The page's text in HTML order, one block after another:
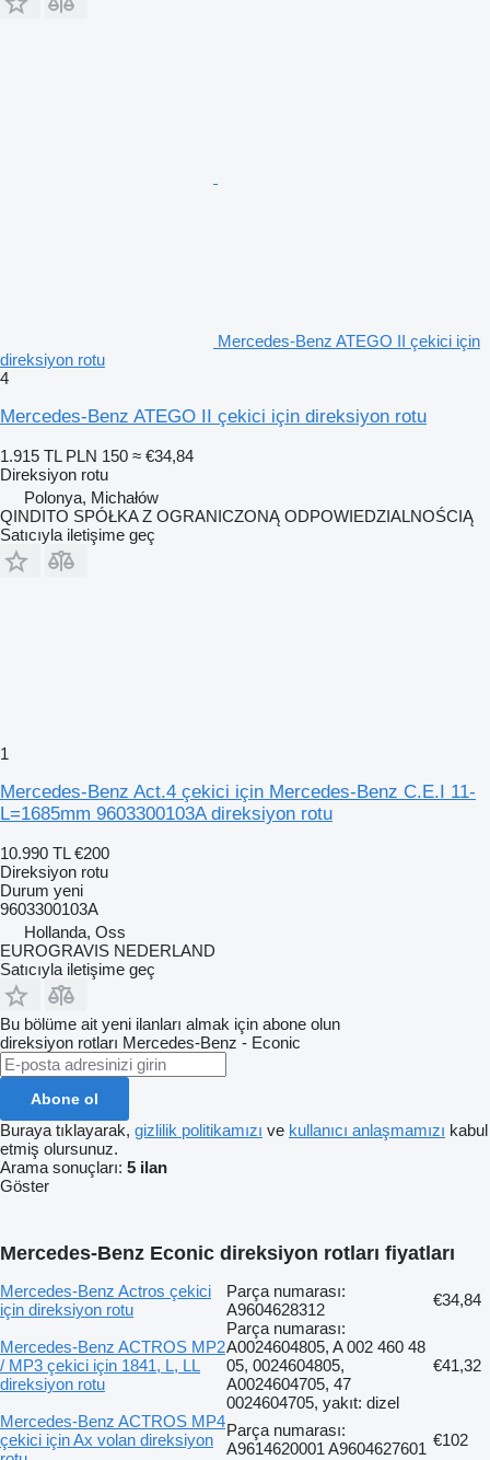
Mercedes-Benz ATEGO II çekici için
direksiyon rotu
4
Mercedes-Benz ATEGO II çekici için direksiyon rotu
1.915 TL PLN 150 ≈ €34,84
Direksiyon rotu
Polonya, Michałów
QINDITO SPÓŁKA Z OGRANICZONĄ ODPOWIEDZIALNOŚCIĄ
Satıcıyla iletişime geç
1
Mercedes-Benz Act.4 çekici için Mercedes-Benz C.E.I 11-
L=1685mm 9603300103A direksiyon rotu
10.990 TL €200
Direksiyon rotu
Durum yeni
9603300103A
Hollanda, Oss
EUROGRAVIS NEDERLAND
Satıcıyla iletişime geç
Bu bölüme ait yeni ilanları almak için abone olun
direksiyon rotları Mercedes-Benz - Econic
Abone ol
Buraya tıklayarak, gizlilik politikamızı ve kullanıcı anlaşmamızı kabul
etmiş olursunuz.
Arama sonuçları: 5 ilan
Göster
Mercedes-Benz Econic direksiyon rotları fiyatları
Mercedes-Benz Actros çekici
için direksiyon rotu
Parça numarası:
A9604628312
€34,84
Mercedes-Benz ACTROS MP2
/ MP3 çekici için 1841, L, LL
direksiyon rotu
Parça numarası:
A0024604805, A 002 460 48
05, 0024604805,
A0024604705, 47
0024604705, yakıt: dizel
€41,32
Mercedes-Benz ACTROS MP4
çekici için Ax volan direksiyon
Parça numarası:
A9614620001 A9604627601 €102